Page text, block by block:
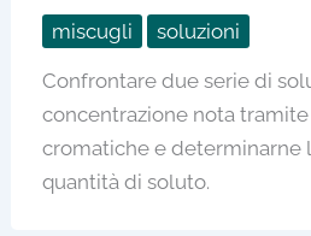
miscugli soluzioni
Confrontare due serie di
concentrazione nota
cromatiche e determinarne
quantità di soluto.